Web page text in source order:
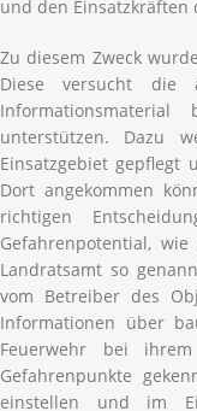
und den Einsatzkräften
Zu diesem Zweck
Diese versucht die
unterstützen. Dazu
Einsatzgebiet gepflegt
Dort angekommen
richtigen
Gefahrenpotential,
Landratsamt so
vom Betreiber des
Informationen über
Feuerwehr bei
Gefahrenpunkte
einstellen und im